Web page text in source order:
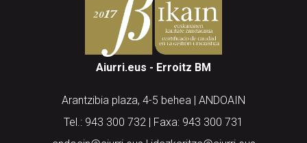
Aiurri.eus - Erroitz BM
Arantzibia plaza, 4-5 behea | ANDOAIN
Tel.: 943 300 732 | Faxa: 943 300 731